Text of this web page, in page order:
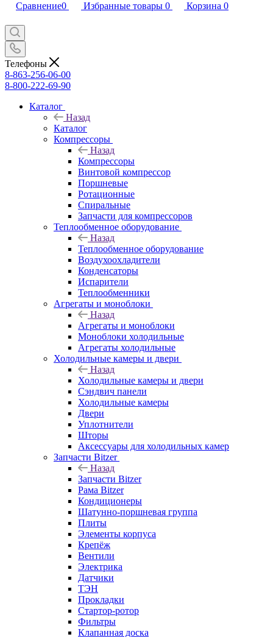
Сравнение0 Избранные товары 0 Корзина 0
Телефоны
8-863-256-06-00
8-800-222-69-90
Каталог
Назад
Каталог
Компрессоры
Назад
Компрессоры
Винтовой компрессор
Поршневые
Ротационные
Спиральные
Запчасти для компрессоров
Теплообменное оборудование
Назад
Теплообменное оборудование
Воздухоохладители
Конденсаторы
Испарители
Теплообменники
Агрегаты и моноблоки
Назад
Агрегаты и моноблоки
Моноблоки холодильные
Агрегаты холодильные
Холодильные камеры и двери
Назад
Холодильные камеры и двери
Сэндвич панели
Холодильные камеры
Двери
Уплотнители
Шторы
Аксессуары для холодильных камер
Запчасти Bitzer
Назад
Запчасти Bitzer
Рама Bitzer
Кондиционеры
Шатунно-поршневая группа
Плиты
Элементы корпуса
Крепёж
Вентили
Электрика
Датчики
ТЭН
Прокладки
Стартор-ротор
Фильтры
Клапанная доска